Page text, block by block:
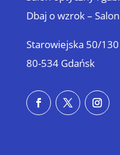
Dbaj o wzrok –
Starowiejska 50/130
80-534 Gdańsk